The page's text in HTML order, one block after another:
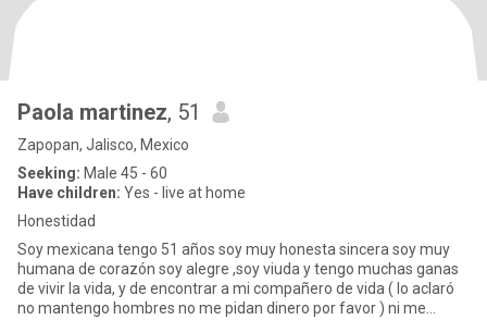
Paola martinez, 51
Zapopan, Jalisco, Mexico
Seeking: Male 45 - 60
Have children: Yes - live at home
Honestidad
Soy mexicana tengo 51 años soy muy honesta sincera soy muy
humana de corazón soy alegre ,soy viuda y tengo muchas ganas
de vivir la vida, y de encontrar a mi compañero de vida ( lo aclaró
no mantengo hombres no me pidan dinero por favor ) ni me